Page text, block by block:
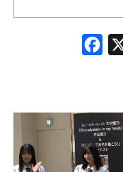
Face